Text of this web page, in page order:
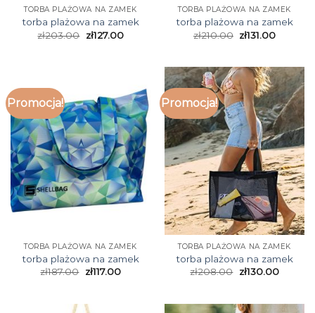
TORBA PLAŻOWA NA ZAMEK
torba plażowa na zamek
zł203.00 zł127.00
TORBA PLAŻOWA NA ZAMEK
torba plażowa na zamek
zł210.00 zł131.00
Promocja!
TORBA PLAŻOWA NA ZAMEK
torba plażowa na zamek
zł187.00 zł117.00
Promocja!
TORBA PLAŻOWA NA ZAMEK
torba plażowa na zamek
zł208.00 zł130.00